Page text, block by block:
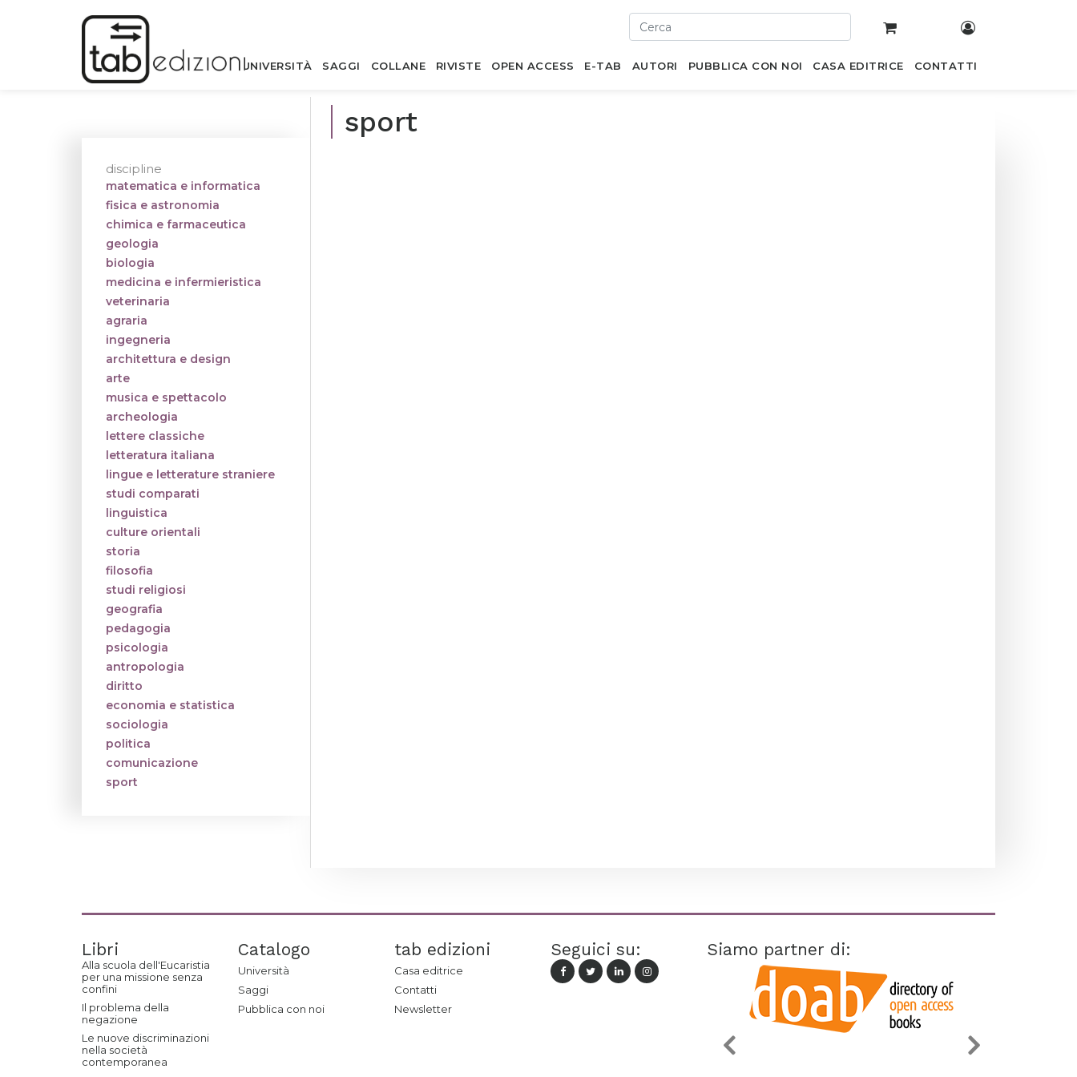
UNIVERSITÀ SAGGI COLLANE RIVISTE OPEN ACCESS E-TAB AUTORI PUBBLICA CON NOI CASA EDITRICE CONTATTI
sport
discipline
matematica e informatica
fisica e astronomia
chimica e farmaceutica
geologia
biologia
medicina e infermieristica
veterinaria
agraria
ingegneria
architettura e design
arte
musica e spettacolo
archeologia
lettere classiche
letteratura italiana
lingue e letterature straniere
studi comparati
linguistica
culture orientali
storia
filosofia
studi religiosi
geografia
pedagogia
psicologia
antropologia
diritto
economia e statistica
sociologia
politica
comunicazione
sport
Libri
Alla scuola dell'Eucaristia
per una missione senza
confini
Il problema della
negazione
Le nuove discriminazioni
nella società
contemporanea
Catalogo
Università
Saggi
Pubblica con noi
tab edizioni
Casa editrice
Contatti
Newsletter
Seguici su: Siamo partner di: